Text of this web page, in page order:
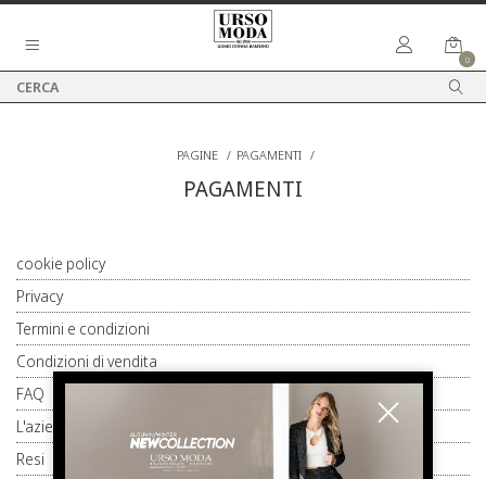
0
PAGINE / PAGAMENTI /
PAGAMENTI
cookie policy
Privacy
Termini e condizioni
Condizioni di vendita
FAQ
L'azienda
Resi